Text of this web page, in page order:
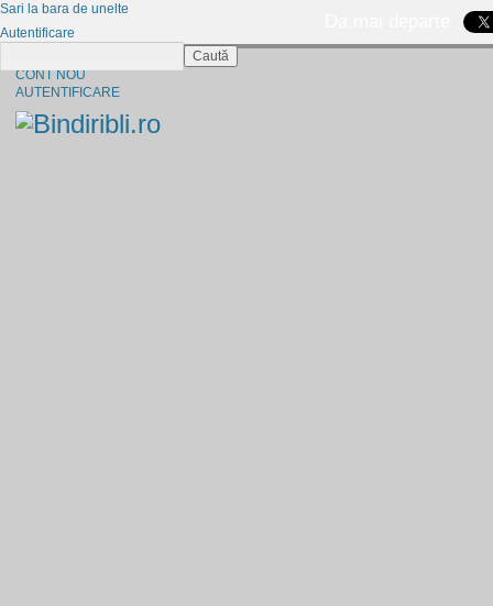
CONT NOU
AUTENTIFICARE
Sari la bara de unelte
Autentificare
Caută